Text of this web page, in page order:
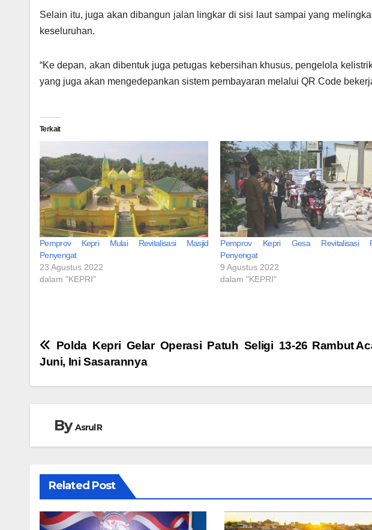
Selain itu, juga akan dibangun jalan lingkar di sisi laut sampai yang
keseluruhan.
“Ke depan, akan dibentuk juga petugas kebersihan khusus, pengelola
yang juga akan mengedepankan sistem pembayaran melalui QR Code
Terkait
Pemprov Kepri Mulai Revitalisasi Masjid
Penyengat
23 Agustus 2022
dalam "KEPRI"
Pemprov Kepri Gesa Revitalisasi
Penyengat
9 Agustus 2022
dalam "KEPRI"
Navigasi
pos
Rambut
Polda Kepri Gelar Operasi Patuh Seligi 13-26
Juni, Ini Sasarannya
ByAsrul R
Related Post